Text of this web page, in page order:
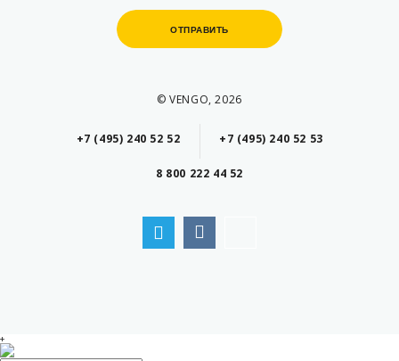
ОТПРАВИТЬ
ОТПРАВИТЬ
© VENGO, 2026
+7 (495) 240 52 52 +7 (495) 240 52 53
8 800 222 44 52
+